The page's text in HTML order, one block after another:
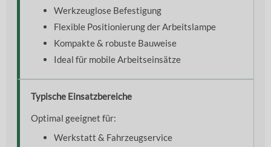
Werkzeuglose Befestigung
Flexible Positionierung der Arbeitslampe
Kompakte & robuste Bauweise
Ideal für mobile Arbeitseinsätze
Typische Einsatzbereiche
Optimal geeignet für:
Werkstatt & Fahrzeugservice